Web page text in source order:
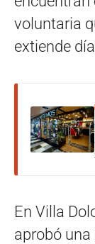
voluntaria
extiende
En Villa
aprobó